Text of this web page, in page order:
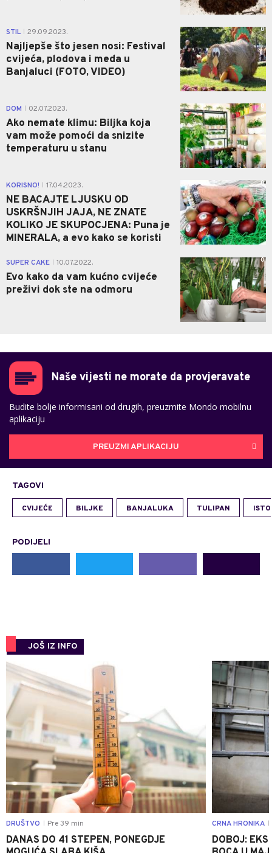
STIL 29.09.2023.
Najljepše što jesen nosi: Festival
cvijeća, plodova i meda u
Banjaluci (FOTO, VIDEO)
0
DOM 02.07.2023.
Ako nemate klimu: Biljka koja
vam može pomoći da snizite
temperaturu u stanu
0
KORISNO! 17.04.2023.
NE BACAJTE LJUSKU OD
USKRŠNJIH JAJA, NE ZNATE
KOLIKO JE SKUPOCJENA: Puna je
MINERALA, a evo kako se koristi
0
SUPER CAKE 10.07.2022.
Evo kako da vam kućno cvijeće
preživi dok ste na odmoru
0
Naše vijesti ne morate da provjeravate
Budite bolje informisani od drugih, preuzmite Mondo mobilnu
aplikaciju
PREUZMI APLIKACIJU
TAGOVI
CVIJEĆE BILJKE BANJALUKA TULIPAN
PODIJELI
JOŠ IZ INFO
DRUŠTVO Pre 39 min
DANAS DO 41 STEPEN, PONEGDJE
CRNA HRONIKA
DOBOJ: